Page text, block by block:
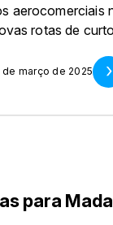
aerocomerciais
rotas de
de março de 2025
para